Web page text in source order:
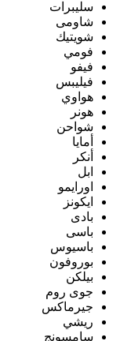
سليبرات
شاومى
شويتيك
فومي
فيفو
فيليبس
هواوي
هونر
شواحن
أمايا
أنكر
ابل
اورايمو
ايكونز
بادى
باسى
باسيوس
بوروفون
بيلكن
جوى روم
جيرماكس
ريشي
سامسونج